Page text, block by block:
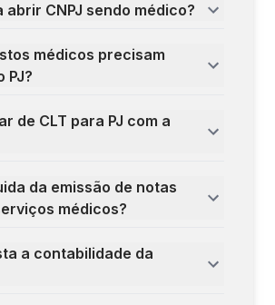
abrir CNPJ sendo médico?
médicos precisam
PJ?
de CLT para PJ com a
da emissão de notas
médicos?
a contabilidade da